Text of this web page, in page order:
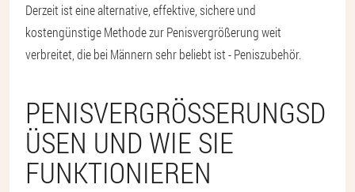
Derzeit ist eine alternative, effektive, sichere und
kostengünstige Methode zur Penisvergrößerung weit
verbreitet, die bei Männern sehr beliebt ist - Peniszubehör.
PENISVERGRÖSSERUNGSDÜ
SEN UND WIE SIE F
UNKTIONIEREN